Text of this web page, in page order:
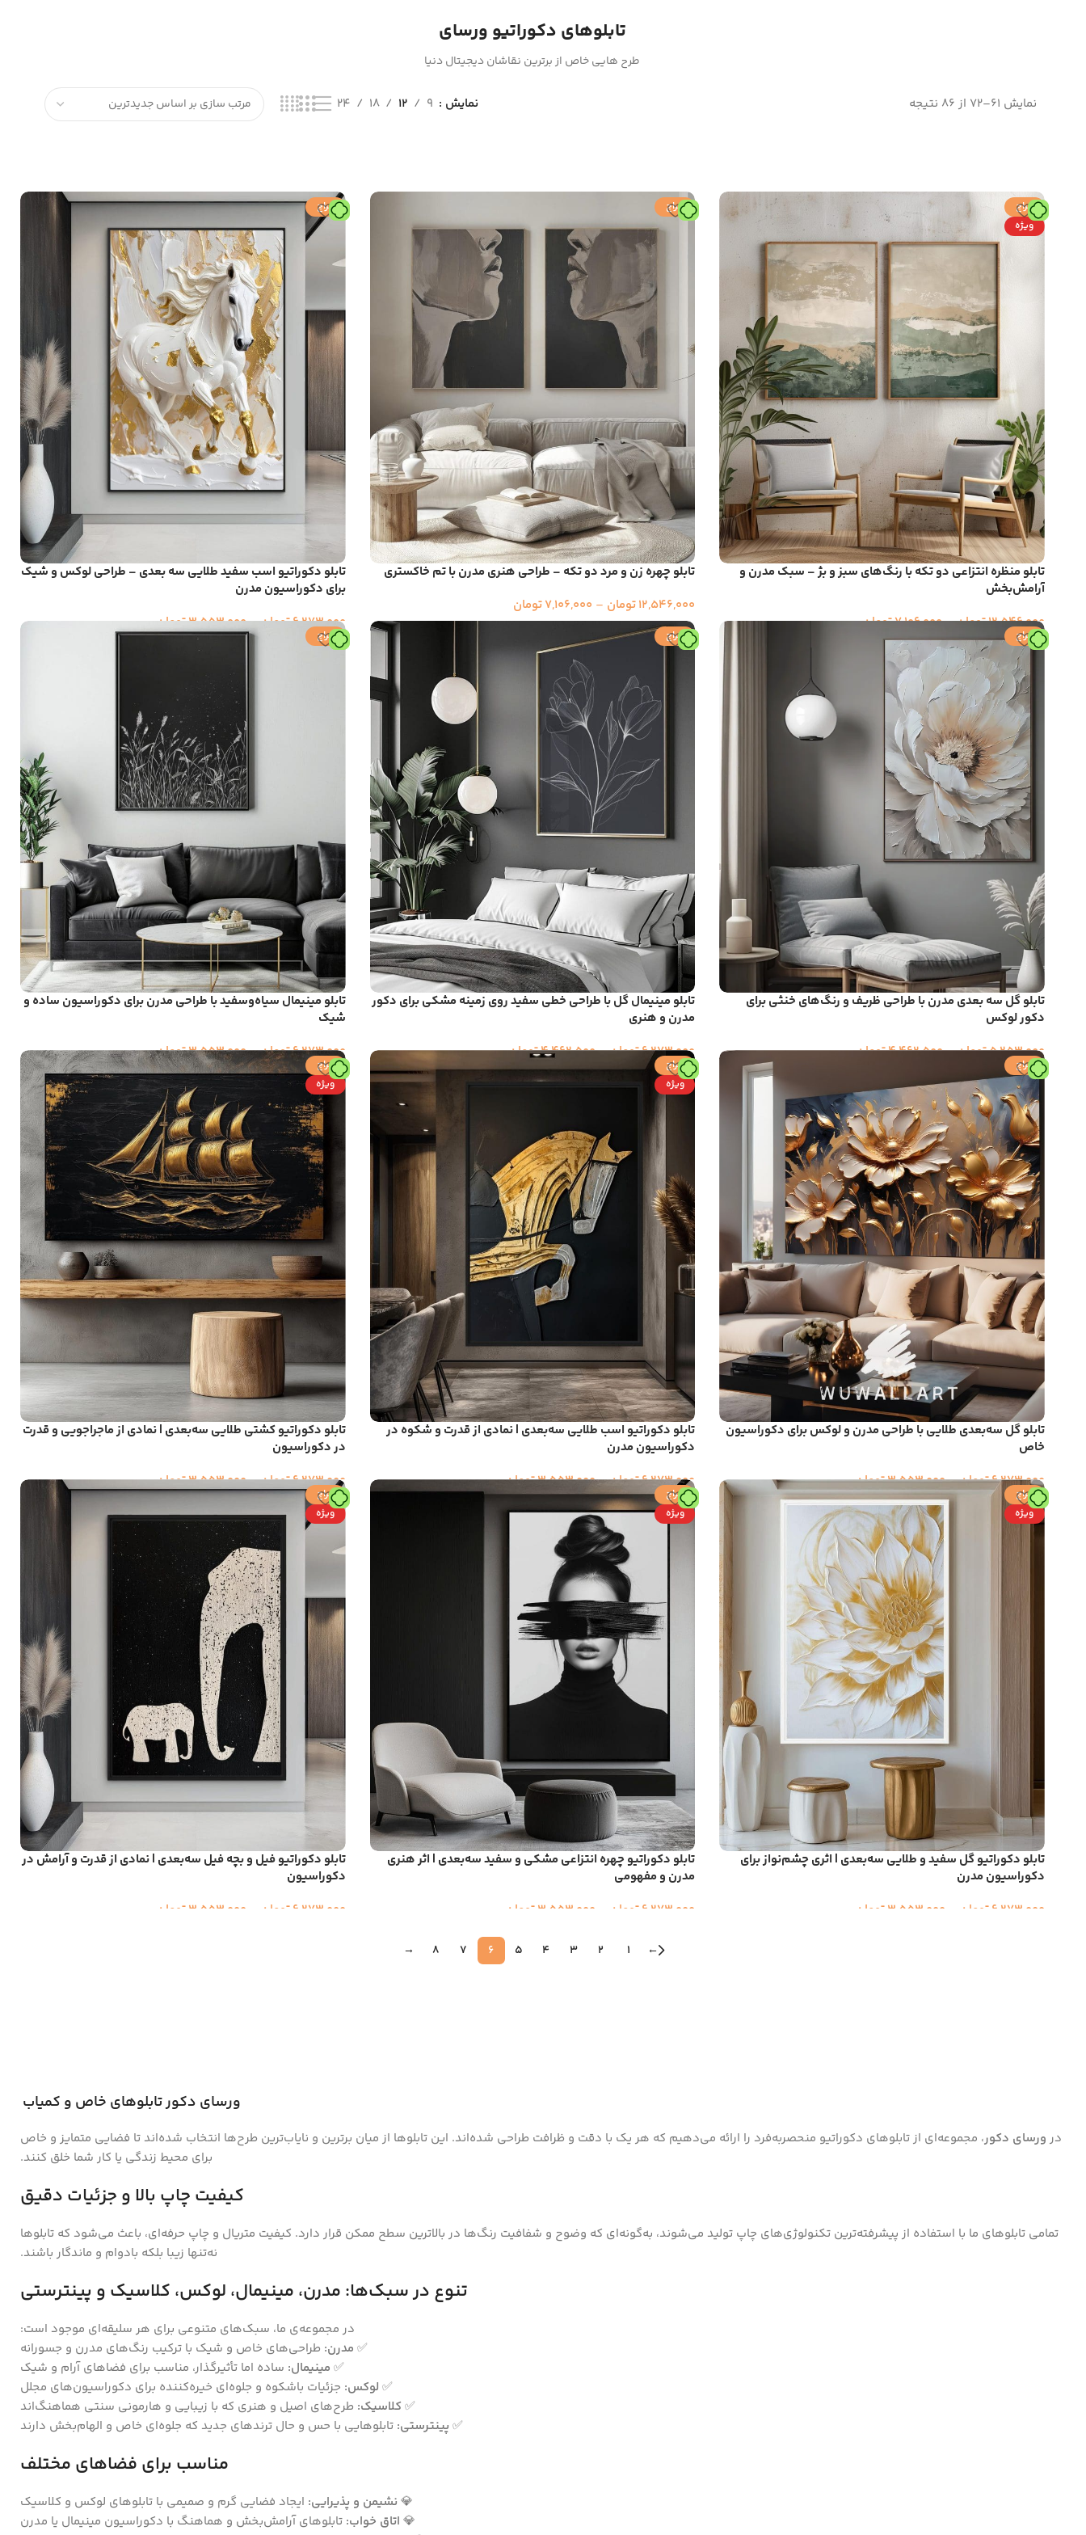
تابلوهای دکوراتیو ورسای
طرح هایی خاص از برترین نقاشان دیجیتال دنیا
نمایش 61–72 از 86 نتیجه نمایش 9
12
18
24
حراج
ویژه
تابلو منظره انتزاعی دو تکه با رنگ‌های سبز و بژ – سبک مدرن و
آرامش‌بخش
12,546,000تومان–
7,106,000تومان
حراج
تابلو چهره زن و مرد دو تکه – طراحی هنری مدرن با تم خاکستری
12,546,000تومان –
7,106,000تومان
حراج
تابلو دکوراتیو اسب سفید طلایی سه بعدی – طراحی لوکس و شیک
برای دکوراسیون مدرن
6,273,000تومان–
3,553,000تومان
حراج
تابلو گل سه بعدی مدرن با طراحی ظریف و رنگ‌های خنثی برای
دکور لوکس
5,253,000تومان–
4,462,500تومان
حراج
تابلو مینیمال گل با طراحی خطی سفید روی زمینه مشکی برای دکور
مدرن و هنری
6,273,000تومان–
4,462,500تومان
حراج
تابلو مینیمال سیاه‌وسفید با طراحی مدرن برای دکوراسیون ساده و
شیک
6,273,000تومان–
3,553,000تومان
حراج
تابلو گل سه‌بعدی طلایی با طراحی مدرن و لوکس برای دکوراسیون
خاص
6,273,000تومان–
3,553,000تومان
حراج
ویژه
تابلو دکوراتیو اسب طلایی سه‌بعدی | نمادی از قدرت و شکوه در
دکوراسیون مدرن
6,273,000تومان–
3,553,000تومان
حراج
ویژه
تابلو دکوراتیو کشتی طلایی سه‌بعدی | نمادی از ماجراجویی و قدرت
در دکوراسیون
6,273,000تومان–
3,553,000تومان
حراج
ویژه
تابلو دکوراتیو گل سفید و طلایی سه‌بعدی | اثری چشم‌نواز برای
دکوراسیون مدرن
6,273,000تومان 3,553,000تومان
حراج
ویژه
تابلو دکوراتیو چهره انتزاعی مشکی و سفید سه‌بعدی | اثر هنری
مدرن و مفهومی
6,273,000تومان 3,553,000تومان
حراج
ویژه
تابلو دکوراتیو فیل‌ و بچه فیل سه‌بعدی | نمادی از قدرت و آرامش در
دکوراسیون
6,273,000تومان 3,553,000تومان
←
1
2
3
4
5
6
7
8
→
ورسای دکور تابلوهای خاص و کمیاب
در ورسای دکور، مجموعه‌ای از تابلوهای دکوراتیو منحصر‌به‌فرد را ارائه می‌دهیم که هر یک با دقت و ظرافت طراحی شده‌اند. این تابلوها از میان برترین و نایاب‌ترین طرح‌ها انتخاب شده‌اند تا فضایی متمایز و خاص
برای محیط زندگی یا کار شما خلق کنند.
کیفیت چاپ بالا و جزئیات دقیق
تمامی تابلوهای ما با استفاده از پیشرفته‌ترین تکنولوژی‌های چاپ تولید می‌شوند، به‌گونه‌ای که وضوح و شفافیت رنگ‌ها در بالاترین سطح ممکن قرار دارد. کیفیت متریال و چاپ حرفه‌ای، باعث می‌شود که تابلوها
نه‌تنها زیبا بلکه بادوام و ماندگار باشند.
تنوع در سبک‌ها: مدرن، مینیمال، لوکس، کلاسیک و پینترستی
در مجموعه‌ی ما، سبک‌های متنوعی برای هر سلیقه‌ای موجود است:
✅ مدرن: طراحی‌های خاص و شیک با ترکیب رنگ‌های مدرن و جسورانه
✅ مینیمال: ساده اما تأثیرگذار، مناسب برای فضاهای آرام و شیک
✅ لوکس: جزئیات باشکوه و جلوه‌ای خیره‌کننده برای دکوراسیون‌های مجلل
✅ کلاسیک: طرح‌های اصیل و هنری که با زیبایی و هارمونی سنتی هماهنگ‌اند
✅ پینترستی: تابلوهایی با حس و حال ترندهای جدید که جلوه‌ای خاص و الهام‌بخش دارند
مناسب برای فضاهای مختلف
💎 نشیمن و پذیرایی: ایجاد فضایی گرم و صمیمی با تابلوهای لوکس و کلاسیک
💎 اتاق خواب: تابلوهای آرامش‌بخش و هماهنگ با دکوراسیون مینیمال یا مدرن
Instagram